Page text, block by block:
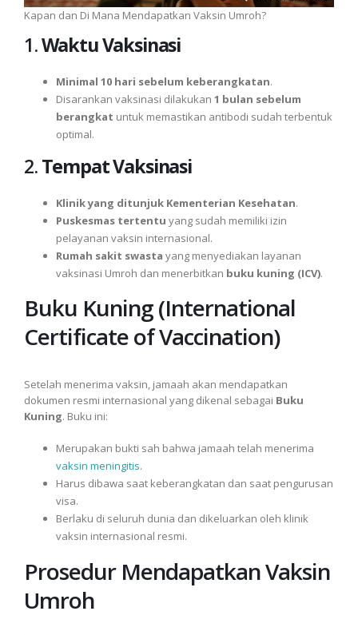
Kapan dan Di Mana Mendapatkan Vaksin Umroh?
1.Waktu Vaksinasi
Minimal 10 hari sebelum keberangkatan.
Disarankan vaksinasi dilakukan 1 bulan sebelum
berangkat untuk memastikan antibodi sudah terbentuk
optimal.
2.Tempat Vaksinasi
Klinik yang ditunjuk Kementerian Kesehatan.
Puskesmas tertentu yang sudah memiliki izin
pelayanan vaksin internasional.
Rumah sakit swasta yang menyediakan layanan
vaksinasi Umroh dan menerbitkan buku kuning (ICV).
Buku Kuning (International
Certificate of Vaccination)
Setelah menerima vaksin, jamaah akan mendapatkan
dokumen resmi internasional yang dikenal sebagai Buku
Kuning. Buku ini:
Merupakan bukti sah bahwa jamaah telah menerima
vaksin meningitis.
Harus dibawa saat keberangkatan dan saat pengurusan
visa.
Berlaku di seluruh dunia dan dikeluarkan oleh klinik
vaksin internasional resmi.
Prosedur Mendapatkan Vaksin
Umroh